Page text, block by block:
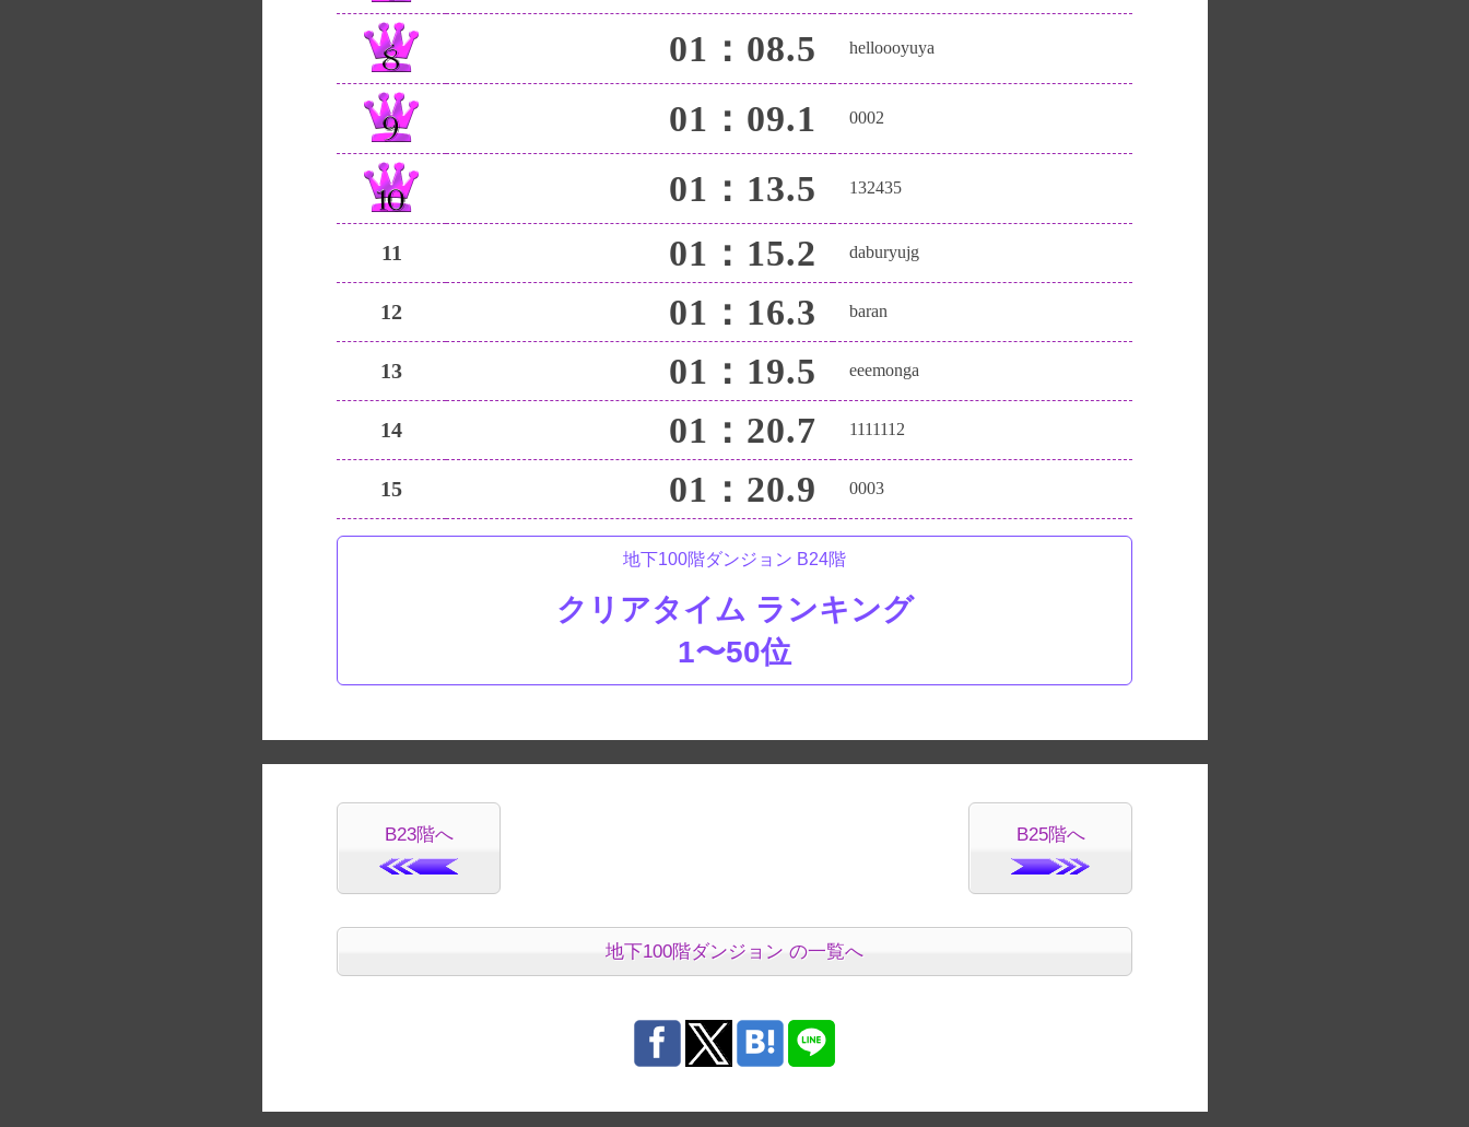
01：08.5 helloooyuya
01：09.1 0002
01：13.5 132435
11 01：15.2 daburyujg
12 01：16.3 baran
13 01：19.5 eeemonga
14 01：20.7 1111112
15 01：20.9 0003
地下100階ダンジョン B24階
クリアタイム ランキング
1〜50位
B23階へ B25階へ
地下100階ダンジョン の一覧へ